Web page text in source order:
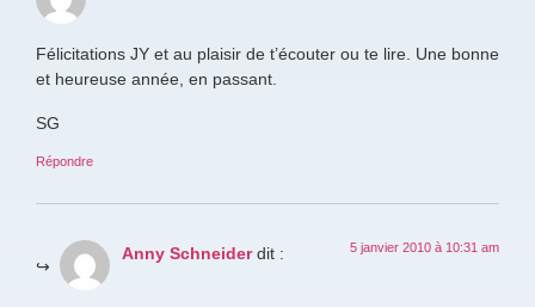
Félicitations JY et au plaisir de t’écouter ou te lire. Une bonne
et heureuse année, en passant.
SG
Répondre
Anny Schneider dit : 5 janvier 2010 à 10:31 am